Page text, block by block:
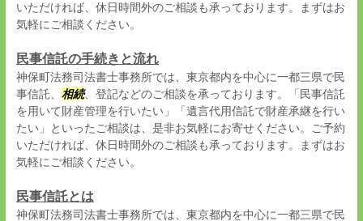
いただければ、休日時間外のご相談も承っております。まずはお
気軽にご相談ください。
民事信託の手続きと流れ
神保町法務司法書士事務所では、東京都内を中心に一都三県で民
事信託、 相続、登記などのご相談を承っております。「民事信託
を用いて財産管理を行いたい」「遺言代用信託で財産承継を行い
たい」といったご相談は、是非お気軽にお寄せください。ご予約
いただければ、休日時間外のご相談も承っております。まずはお
気軽にご相談ください。
民事信託とは
神保町法務司法書士事務所では、東京都内を中心に一都三県で民